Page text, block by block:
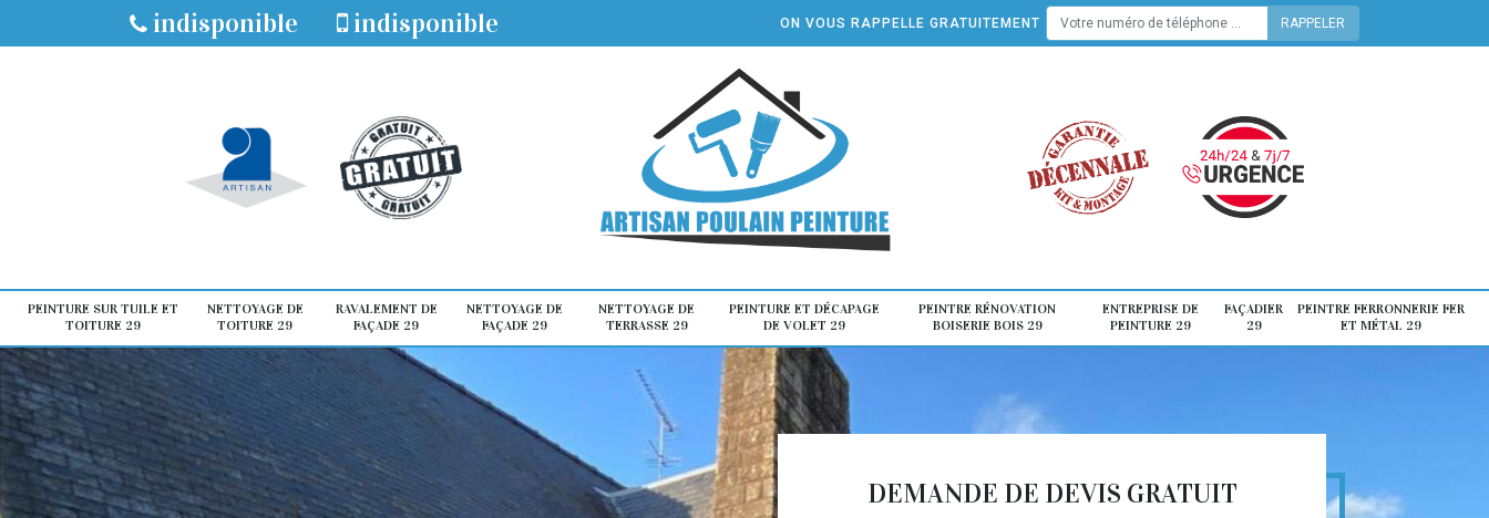
indisponible indisponible ON VOUS RAPPELLE GRATUITEMENT
PEINTURE SUR TUILE ET
TOITURE 29
NETTOYAGE DE
TOITURE 29
RAVALEMENT DE
FAÇADE 29
NETTOYAGE DE
FAÇADE 29
NETTOYAGE DE
TERRASSE 29
PEINTURE ET DÉCAPAGE
DE VOLET 29
PEINTRE RÉNOVATION
BOISERIE BOIS 29
ENTREPRISE DE
PEINTURE 29
FAÇADIER
29
PEINTRE FERRONNERIE FER
ET MÉTAL 29
DEMANDE DE DEVIS GRATUIT